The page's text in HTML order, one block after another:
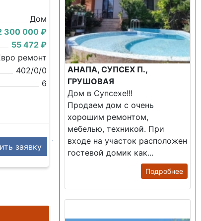
Дом
300 000 ₽
55 472 ₽
ремонт
402/0/0
6
заявку
АНАПА, СУПСЕХ П.,
ГРУШОВАЯ
Дом в Супсехе!!!
Продаем дом с очень
хорошим ремонтом,
мебелью, техникой. При
входе на участок расположен
гостевой домик как...
Подробнее